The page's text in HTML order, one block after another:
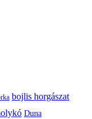
bojlis horgászat
Duna